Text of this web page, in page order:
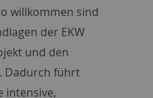
willkommen sind
der EKW
und den
Dadurch führt
intensive,